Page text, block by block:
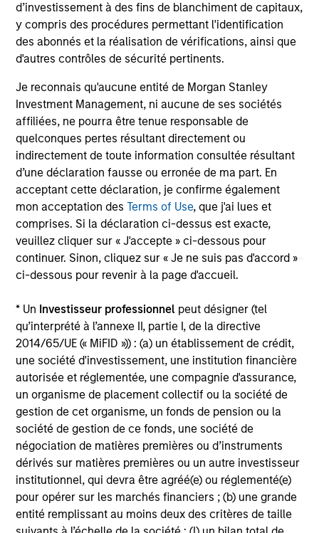
d’investissement à des fins de blanchiment de capitaux,
y compris des procédures permettant l'identification
des abonnés et la réalisation de vérifications, ainsi que
d'autres contrôles de sécurité pertinents.
Je reconnais qu'aucune entité de Morgan Stanley
Investment Management, ni aucune de ses sociétés
affiliées, ne pourra être tenue responsable de
quelconques pertes résultant directement ou
indirectement de toute information consultée résultant
d’une déclaration fausse ou erronée de ma part. En
acceptant cette déclaration, je confirme également
mon acceptation desTerms of Use, que j'ai lues et
comprises. Si la déclaration ci-dessus est exacte,
veuillez cliquer sur « J'accepte » ci-dessous pour
continuer. Sinon, cliquez sur « Je ne suis pas d'accord »
ci-dessous pour revenir à la page d'accueil.
* Un Investisseur professionnel peut désigner (tel
qu’interprété à l’annexe II, partie I, de la directive
2014/65/UE (« MiFID »)) : (a) un établissement de crédit,
une société d'investissement, une institution financière
autorisée et réglementée, une compagnie d'assurance,
un organisme de placement collectif ou la société de
gestion de cet organisme, un fonds de pension ou la
société de gestion de ce fonds, une société de
négociation de matières premières ou d’instruments
dérivés sur matières premières ou un autre investisseur
institutionnel, qui devra être agréé(e) ou réglementé(e)
pour opérer sur les marchés financiers ; (b) une grande
entité remplissant au moins deux des critères de taille
where they see opportunities for active
investors.
03-AUG-2026
May not represent all Team Members.
The information on this page is for informational
purposes only. The information contained herein does
not constitute and should not be construed as an
offering of advisory services or an offer to sell or a
solicitation of an offer to buy any securities in any
purchase or sale would be unlawful under the
securities, insurance or other laws of such jurisdiction.
All investing involves risks, including a loss of principal.
Please refer to the strategy detail page for important
information on the strategy, including additional risk
considerations.